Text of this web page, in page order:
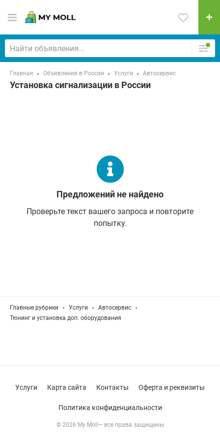
Главная Объявления в России Услуги Автосервис
Установка сигнализации в России
Предложений не найдено
Проверьте текст вашего запроса и повторите
попытку.
Главные рубрики Услуги
Автосервис
Тюнинг и установка доп. оборудования
© 2026 My Moll— все права защищены
Услуги Карта сайта Контакты Оферта и реквизиты
Политика конфиденциальности